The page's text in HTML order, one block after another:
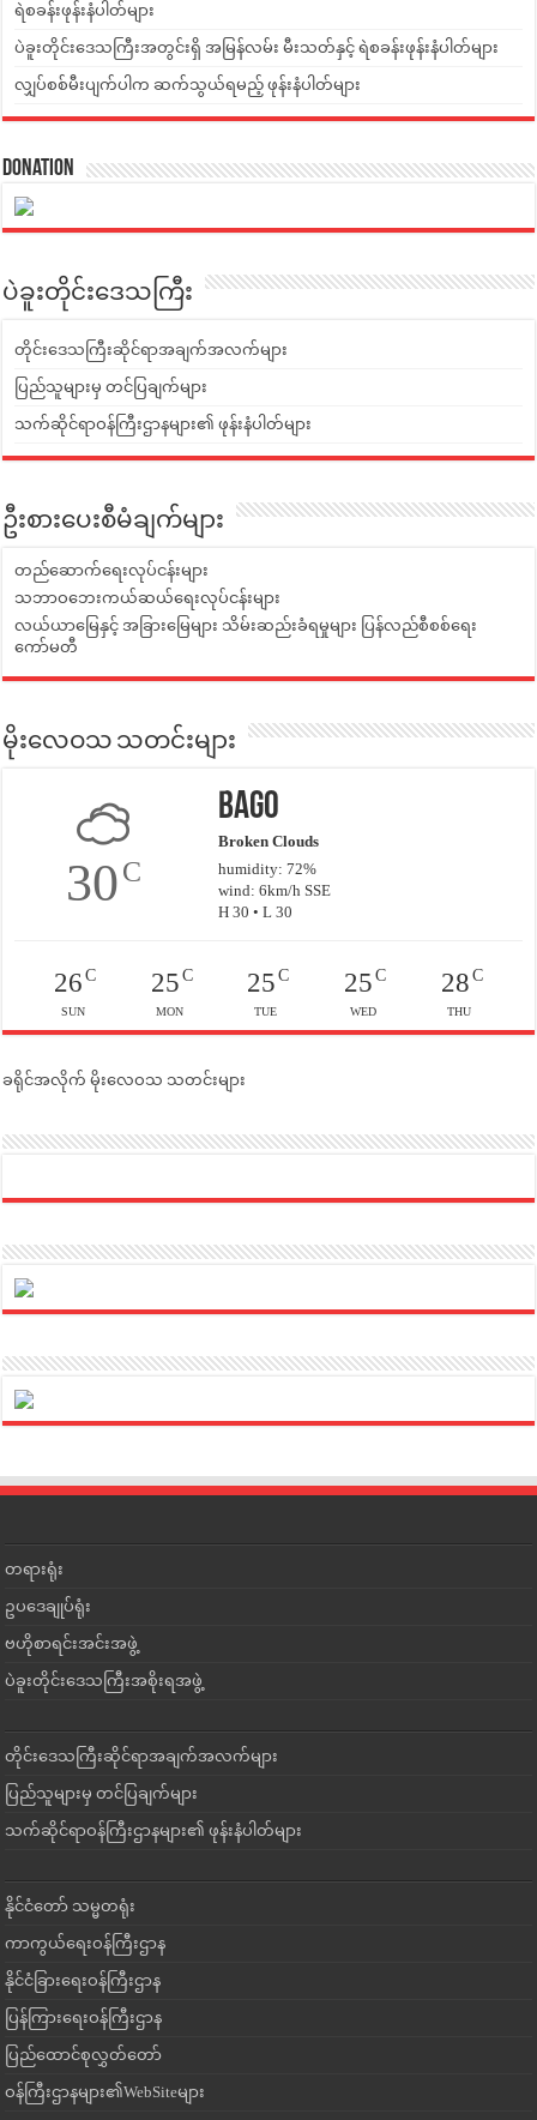
ရဲစခန်းဖုန်းနံပါတ်များ
ပဲခူးတိုင်းဒေသကြီးအတွင်းရှိ အမြန်လမ်း မီးသတ်နှင့် ရဲစခန်းဖုန်းနံပါတ်များ
လျှပ်စစ်မီးပျက်ပါက ဆက်သွယ်ရမည့် ဖုန်းနံပါတ်များ
Donation
ပဲခူးတိုင်းဒေသကြီး
တိုင်းဒေသကြီးဆိုင်ရာအချက်အလက်များ
ပြည်သူများမှ တင်ပြချက်များ
သက်ဆိုင်ရာဝန်ကြီးဌာနများ၏ ဖုန်းနံပါတ်များ
ဦးစားပေးစီမံချက်များ
တည်ဆောက်ရေးလုပ်ငန်းများ
သဘာဝဘေးကယ်ဆယ်ရေးလုပ်ငန်းများ
လယ်ယာမြေနှင့် အခြားမြေများ သိမ်းဆည်းခံရမှုများ ပြန်လည်စီစစ်ရေး
ကော်မတီ
မိုးလေဝသ သတင်းများ
30C
Bago
Broken Clouds
humidity: 72%
wind: 6km/h SSE
H 30 • L 30
26C
SUN
25C
MON
25 C
TUE
25C
WED
28C
THU
ခရိုင်အလိုက် မိုးလေဝသ သတင်းများ
တရားရုံး
ဥပဒေချုပ်ရုံး
ဗဟိုစာရင်းအင်းအဖွဲ့
ပဲခူးတိုင်းဒေသကြီးအစိုးရအဖွဲ့
တိုင်းဒေသကြီးဆိုင်ရာအချက်အလက်များ
ပြည်သူများမှ တင်ပြချက်များ
သက်ဆိုင်ရာဝန်ကြီးဌာနများ၏ ဖုန်းနံပါတ်များ
နိုင်ငံတော် သမ္မတရုံး
ကာကွယ်ရေးဝန်ကြီးဌာန
နိုင်ငံခြားရေးဝန်ကြီးဌာန
ပြန်ကြားရေးဝန်ကြီးဌာန
ပြည်ထောင်စုလွှတ်တော်
ဝန်ကြီးဌာနများ၏WebSiteများ